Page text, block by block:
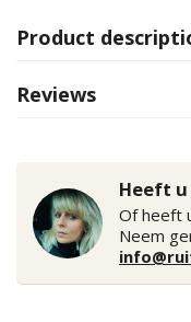
Product
Reviews
Heeft
Of heeft
Neem